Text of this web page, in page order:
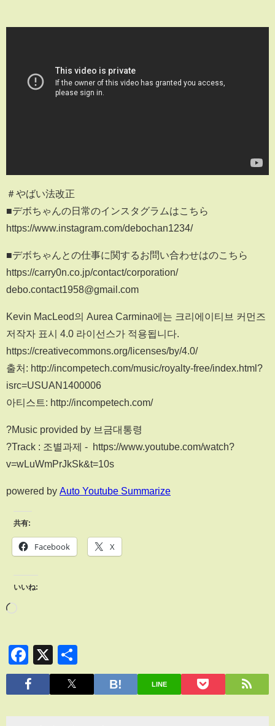
＃やばい法改正
■デボちゃんの日常のインスタグラムはこちら
https://www.instagram.com/debochan1234/
■デボちゃんとの仕事に関するお問い合わせはのこちら
https://carry0n.co.jp/contact/corporation/
debo.contact1958@gmail.com
Kevin MacLeod의 Aurea Carmina에는 크리에이티브 커먼즈
저작자 표시 4.0 라이선스가 적용됩니다.
https://creativecommons.org/licenses/by/4.0/
출처: http://incompetech.com/music/royalty-free/index.html?
isrc=USUAN1400006
아티스트: http://incompetech.com/
?Music provided by 브금대통령
?Track : 조별과제 - https://www.youtube.com/watch?
v=wLuWmPrJkSk&t=10s
powered by Auto Youtube Summarize
共有:
Facebook X
いいね:
Facebook
X
有
LINE